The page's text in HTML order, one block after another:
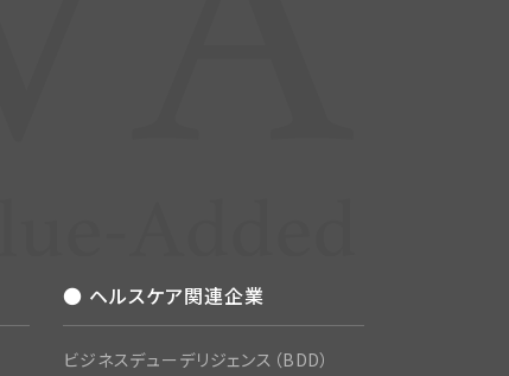
● ヘルスケア関連企業
ビジネスデューデリジェンス（BDD）